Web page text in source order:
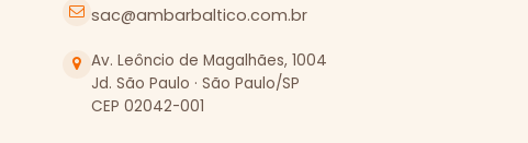
sac@ambarbaltico.com.br
Av. Leôncio de Magalhães, 1004
Jd. São Paulo · São Paulo/SP
CEP 02042-001